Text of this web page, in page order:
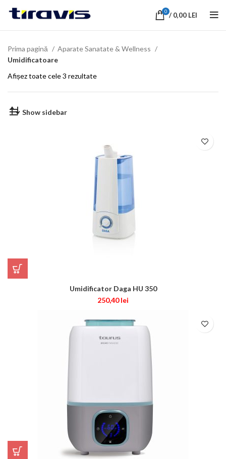
0 / 0,00 LEI
Prima pagină
Aparate Sanatate & Wellness
Umidificatoare
Afișez toate cele 3 rezultate
Show sidebar
Umidificator Daga HU 350
250,40lei